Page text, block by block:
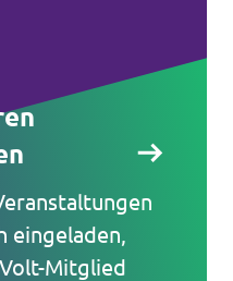
eingeladen,
Mitglied